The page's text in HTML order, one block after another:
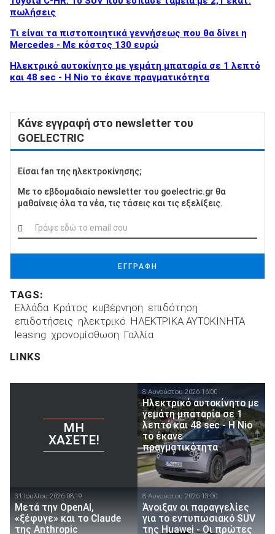
πωλήσεις
Τι είναι τα πιστοποιητικά γεννήσεως που θα δίνει η
Mercedes - Με κόστος 130 ευρώ
Ηλεκτρικό αυτοκίνητο με γεμάτη μπαταρία σε 1 λεπτό
και 48 sec - Η Nio το έκανε πραγματικότητα
Κάνε εγγραφή στο newsletter του
GOELECTRIC
Είσαι fan της ηλεκτροκίνησης;
Με το εβδομαδιαίο newsletter του goelectric.gr θα
μαθαίνεις όλα τα νέα, τις τάσεις και τις εξελίξεις.
ΕΓΓΡΑΦΗ
TAGS:
Ελλάδα Κράτος κυβέρνηση επιδότηση
επιδοτήσεις ηλεκτρικό ΗΛΕΚΤΡΙΚΑ ΑΥΤΟΚΙΝΗΤΑ
leasing χρονομίσθωση Γαλλία
LINKS
ΜΗ
ΧΆΣΕΤΕ!
8 Αυγούστου 2026 16:00
Ηλεκτρικό αυτοκίνητο με
γεμάτη μπαταρία σε 1
λεπτό και 48 sec - Η Nio
το έκανε
πραγματικότητα
31 Ιουλίου 2026 08:19
Μετά την OpenAI,
«ξέφυγε» και το Claude
της Anthropic
8 Αυγούστου 2026 13:00
Άνοιξαν οι παραγγελίες
για το εντυπωσιακό SUV
της Huawei - Οι πρώτες